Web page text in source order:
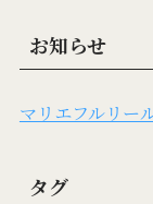
お知らせ
マリエフルリー
タグ